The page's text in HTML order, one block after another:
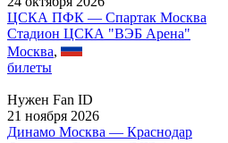
ЦСКА ПФК — Спартак Москва
Стадион ЦСКА "ВЭБ Арена"
Москва,
билеты
Нужен Fan ID
21 ноября 2026
Динамо Москва — Краснодар